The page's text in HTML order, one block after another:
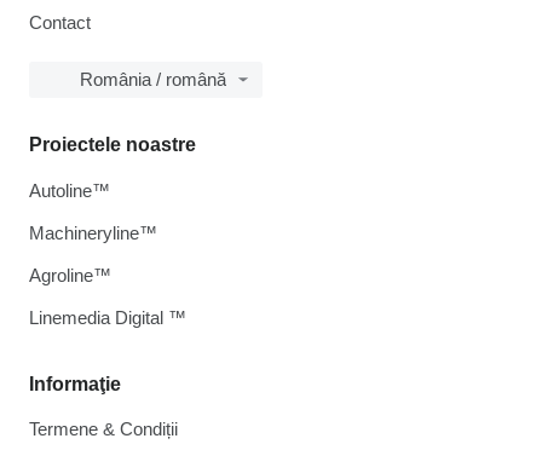
Contact
România / română
Informaţie
Termene & Condiții
Proiectele noastre
Autoline™
Machineryline™
Agroline™
Linemedia Digital ™